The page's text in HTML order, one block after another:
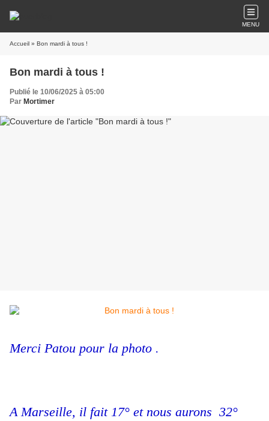
MENU
Accueil » Bon mardi à tous !
Bon mardi à tous !
Publié le 10/06/2025 à 05:00
Par Mortimer
Merci Patou pour la photo .
A Marseille, il fait 17° et nous aurons 32°